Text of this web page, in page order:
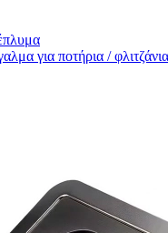
για ποτήρια /